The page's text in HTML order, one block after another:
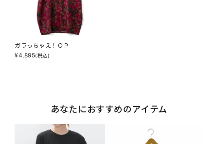
ガラっちゃえ！ＯＰ
¥4,895(税込)
あなたにおすすめのアイテム